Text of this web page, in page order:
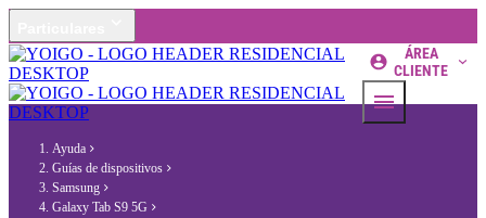
ÁREA
CLIENTE
Ayuda
Guías de dispositivos
Samsung
Galaxy Tab S9 5G